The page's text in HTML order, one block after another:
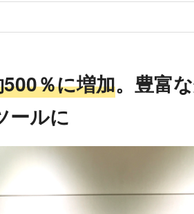
％に増加。豊富
ールに